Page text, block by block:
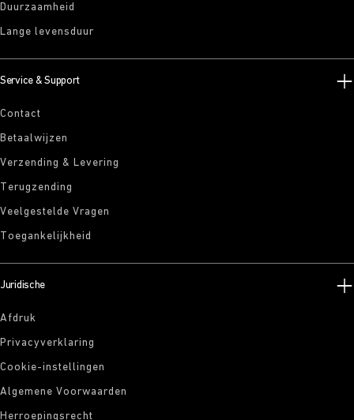
Duurzaamheid
Lange levensduur
Service & Support
Contact
Betaalwijzen
Verzending & Levering
Terugzending
Veelgestelde Vragen
Toegankelijkheid
Juridische
Afdruk
Privacyverklaring
Cookie-instellingen
Algemene Voorwaarden
Herroepingsrecht